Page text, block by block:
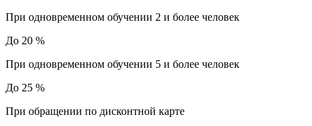
При одновременном обучении 2 и более человек
До 20 %
При одновременном обучении 5 и более человек
До 25 %
При обращении по дисконтной карте